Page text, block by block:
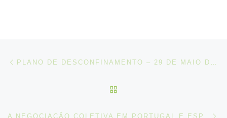
Post navigation